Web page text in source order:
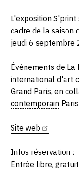
L'exposition
cadre de la saison
jeudi 6 septembre
Événements de
international d'art
Grand Paris, en
contemporain
Siteweb
Infos réservation :
Entrée libre, gratuit